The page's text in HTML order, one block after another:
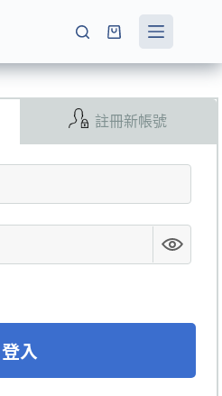
購
物
註冊新帳號
登入